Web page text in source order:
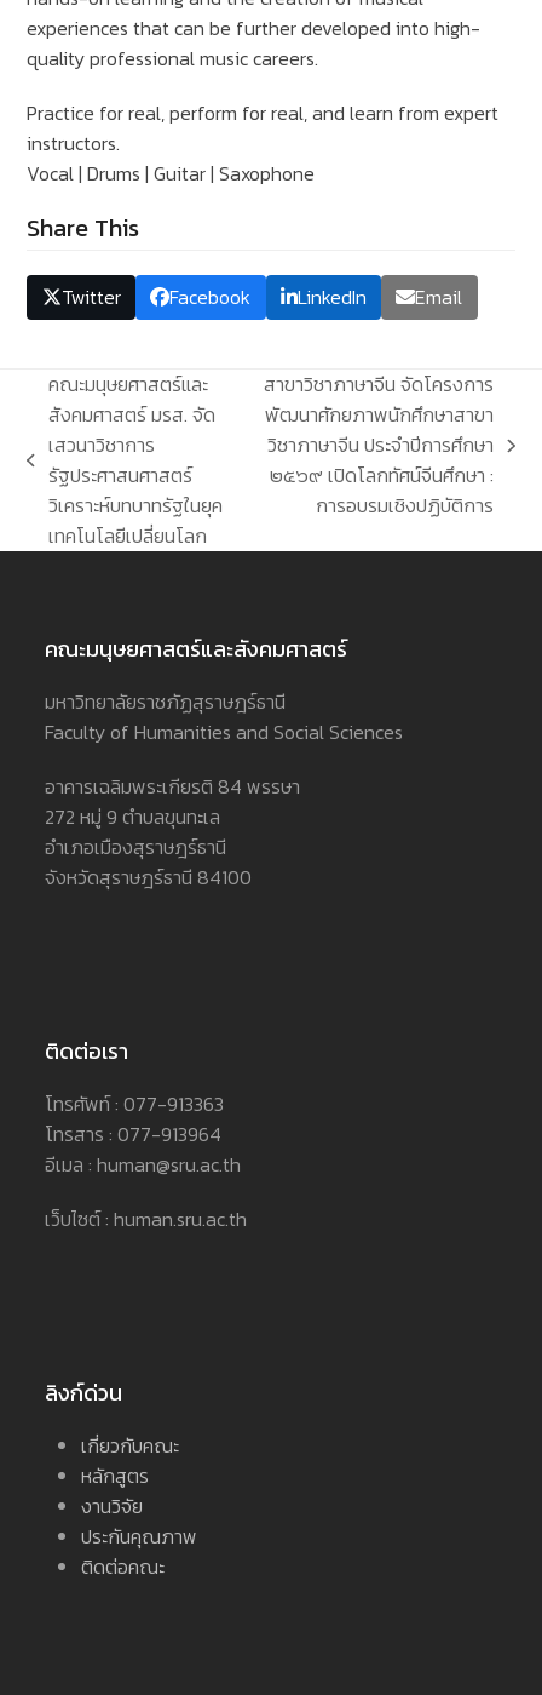
experiences that can be further developed into high-
quality professional music careers.
Practice for real, perform for real, and learn from expert
instructors.
Vocal | Drums | Guitar | Saxophone
Share This
Twitter Facebook LinkedIn Email
previous
post:
คณะมนุษยศาสตร์และ
สังคมศาสตร์ มรส. จัด
เสวนาวิชาการ
รัฐประศาสนศาสตร์
วิเคราะห์บทบาทรัฐในยุค
เทคโนโลยีเปลี่ยนโลก
next
post:
สาขาวิชาภาษาจีน จัดโครงการ
พัฒนาศักยภาพนักศึกษาสาขา
วิชาภาษาจีน ประจำปีการศึกษา
๒๕๖๙ เปิดโลกทัศน์จีนศึกษา :
การอบรมเชิงปฏิบัติการ
คณะมนุษยศาสตร์และสังคมศาสตร์
มหาวิทยาลัยราชภัฏสุราษฎร์ธานี
Faculty of Humanities and Social Sciences
อาคารเฉลิมพระเกียรติ 84 พรรษา
272 หมู่ 9 ตำบลขุนทะเล
อำเภอเมืองสุราษฎร์ธานี
จังหวัดสุราษฎร์ธานี 84100
ติดต่อเรา
โทรศัพท์ : 077-913363
โทรสาร : 077-913964
อีเมล : human@sru.ac.th
เว็บไซต์ : human.sru.ac.th
ลิงก์ด่วน
เกี่ยวกับคณะ
หลักสูตร
งานวิจัย
ประกันคุณภาพ
ติดต่อคณะ